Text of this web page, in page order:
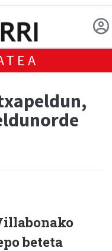
beteta